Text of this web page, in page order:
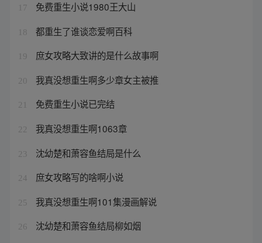
17 免费重生小说1980王大山
18 都重生了谁谈恋爱啊百科
19 庶女攻略大致讲的是什么故事啊
20 我真没想重生啊多少章女主被推
21 免费重生小说已完结
22 我真没想重生啊1063章
23 沈幼楚和萧容鱼结局是什么
24 庶女攻略写的啥啊小说
25 我真没想重生啊101集漫画解说
26 沈幼楚和萧容鱼结局柳如烟